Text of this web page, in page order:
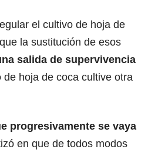
el cultivo de hoja de
la sustitución de esos
salida de supervivencia
de hoja de coca cultive otra
progresivamente se vaya
en que de todos modos